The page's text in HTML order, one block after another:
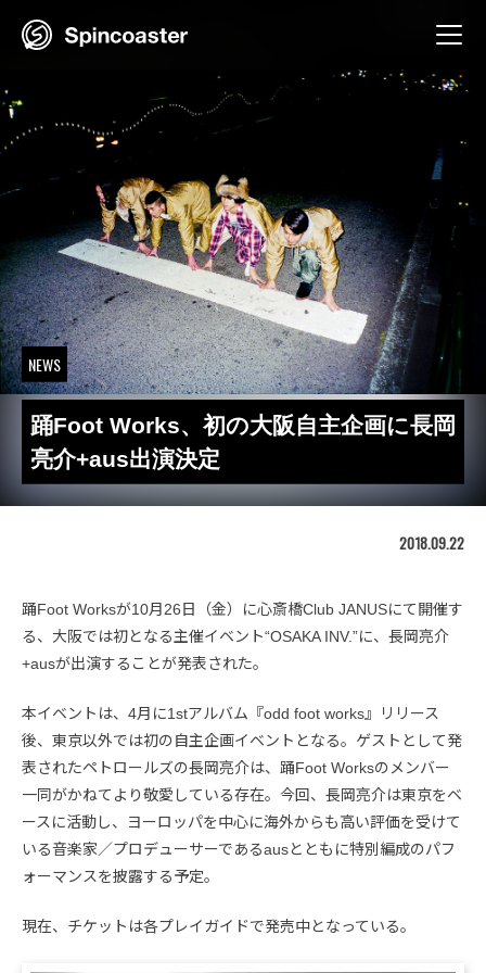
NEWS
踊Foot Works、初の大阪自主企画に長岡
亮介+aus出演決定
2018.09.22
踊Foot Worksが10月26日（金）に心斎橋Club JANUSにて開催す
る、大阪では初となる主催イベント“OSAKA INV.”に、長岡亮介
+ausが出演することが発表された。
本イベントは、4月に1stアルバム『odd foot works』リリース
後、東京以外では初の自主企画イベントとなる。ゲストとして発
表されたペトロールズの長岡亮介は、踊Foot Worksのメンバー
一同がかねてより敬愛している存在。今回、長岡亮介は東京をベ
ースに活動し、ヨーロッパを中心に海外からも高い評価を受けて
いる音楽家／プロデューサーであるausとともに特別編成のパフ
ォーマンスを披露する予定。
現在、チケットは各プレイガイドで発売中となっている。